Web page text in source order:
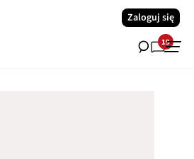
Zaloguj się
19